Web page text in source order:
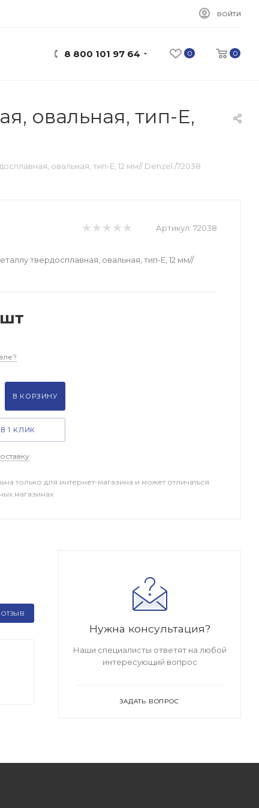
ВОЙТИ
0 0
8 800 101 97 64
овальная, тип-E,
овальная, тип-E, 12 мм// Denzel /72038
Артикул: 72038
твердосплавная, овальная, тип-E, 12 мм//
В КОРЗИНУ
1 КЛИК
только для интернет-магазина и может отличаться
магазинах
Нужна консультация?
Наши специалисты ответят на любой
интересующий вопрос
ЗАДАТЬ ВОПРОС